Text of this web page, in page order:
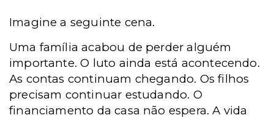
Imagine a seguinte cena.
Uma família acabou de perder alguém
importante. O luto ainda está acontecendo.
As contas continuam chegando. Os filhos
precisam continuar estudando. O
financiamento da casa não espera. A vida